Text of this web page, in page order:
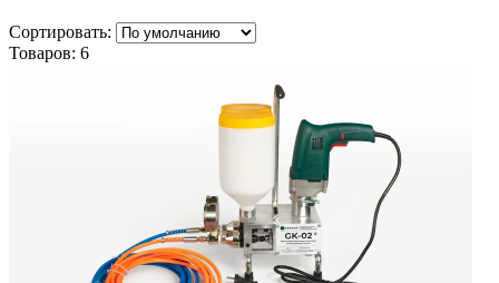
Сортировать:
Товаров: 6